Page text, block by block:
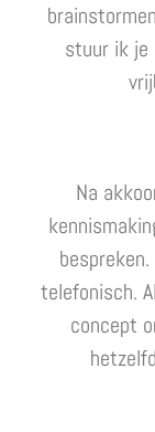
stuur ik je
Na
telefonisch.
concept